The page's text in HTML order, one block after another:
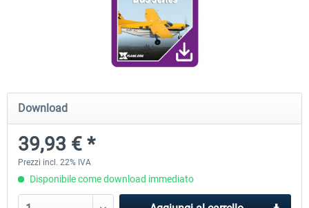
Diamond DA-62
38,91 € *
Cessna 208 Grand Caravan
Download
39,93 € *
Prezzi incl. 22% IVA
Disponibile come download immediato